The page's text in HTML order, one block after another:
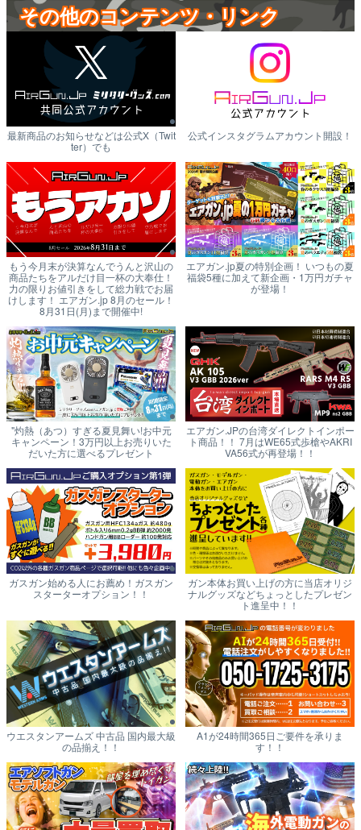
その他のコンテンツ・リンク
最新商品のお知らせなどは公式X（Twit
ter）でも
公式インスタグラムアカウント開設！
もう今月末が決算なんでうんと沢山の
商品たちをアルだけ目一杯の大奉仕！
力の限りお値引きをして総力戦でお届
けします！ エアガン.jp 8月のセール！
8月31日(月)まで開催中!
エアガン.jp夏の特別企画！ いつもの夏
福袋5種に加えて新企画・1万円ガチャ
が登場！
"灼熱（あつ）すぎる夏見舞い!お中元
キャンペーン！3万円以上お売りいた
だいた方に選べるプレゼント
エアガン.JPの台湾ダイレクトインポー
ト商品！！ 7月はWE65式歩槍やAKRI
VA56式が再登場！！
ガスガン始める人にお薦め！ガスガン
スターターオプション！！
ガン本体お買い上げの方に当店オリジ
ナルグッズなどちょっとしたプレゼン
ト進呈中！！
ウエスタンアームズ 中古品 国内最大級
の品揃え！！
A1が24時間365日ご要件を承りま
す！！